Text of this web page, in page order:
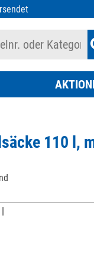
110 l,